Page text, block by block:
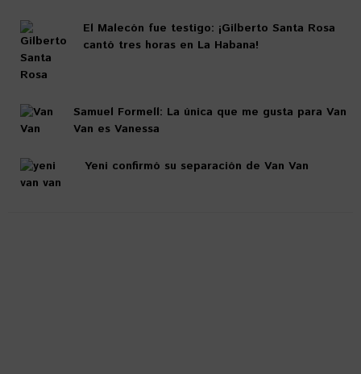
El Malecón fue testigo: ¡Gilberto Santa Rosa
cantó tres horas en La Habana!
Samuel Formell: La única que me gusta para Van
Van es Vanessa
Yeni confirmó su separación de Van Van